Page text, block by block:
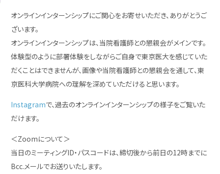
オンラインインターンシップにご関心をお寄せいただき、ありがとうご
ざいます。
オンラインインターンシップは、当院看護師との懇親会がメインです。
体験型のように部署体験をしながらご自身で東京医大を感じていた
だくことはできませんが、画像や当院看護師との懇親会を通して、東
京医科大学病院への理解を深めていただけると思います。
Instagramで、過去のオンラインインターンシップの様子をご覧いた
だけます。
＜Zoomについて＞
当日のミーティングID・パスコードは、締切後から前日の12時までに
Bcc.メールでお送りいたします。